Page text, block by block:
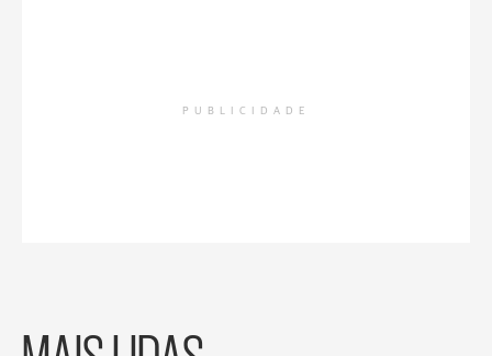
PUBLICIDADE